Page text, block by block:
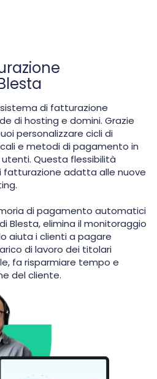
di fatturazione
di hosting e domini. Grazie
personalizzare cicli di
e metodi di pagamento in
Questa flessibilità
fatturazione adatta alle nuove
di pagamento automatici
Blesta, elimina il monitoraggio
aiuta i clienti a pagare
di lavoro dei titolari
fa risparmiare tempo e
del cliente.